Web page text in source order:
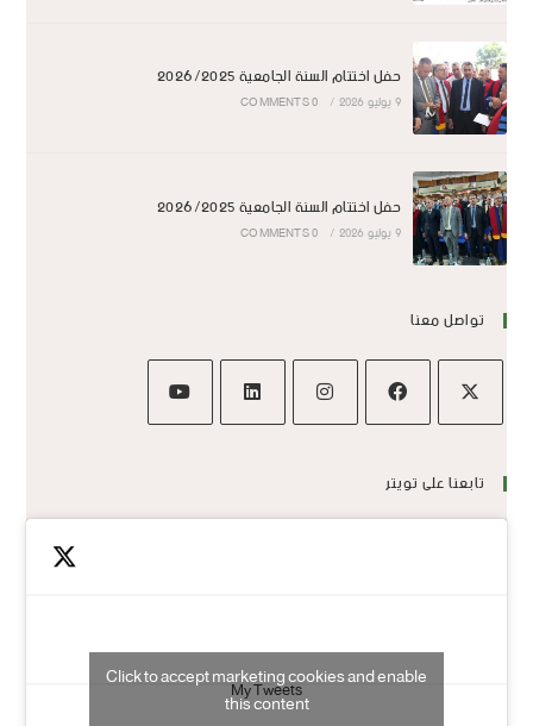
حفل اختتام السنة الجامعية 2026/2025
9 يوليو 2026 /
0 COMMENTS
حفل اختتام السنة الجامعية 2026/2025
9 يوليو 2026 /
0 COMMENTS
تواصل معنا
تابعنا على تويتر
My Tweets
Click to accept marketing cookies and enable
this content